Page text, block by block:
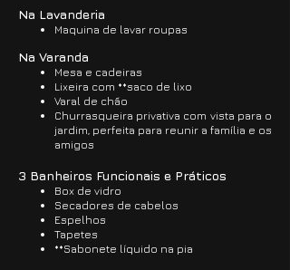
Na Lavanderia
Maquina de lavar roupas
Na Varanda
Mesa e cadeiras
Lixeira com **saco de lixo
Varal de chão
Churrasqueira privativa com vista para o
jardim, perfeita para reunir a família e os
amigos
3 Banheiros Funcionais e Práticos
Box de vidro
Secadores de cabelos
Espelhos
Tapetes
**Sabonete líquido na pia